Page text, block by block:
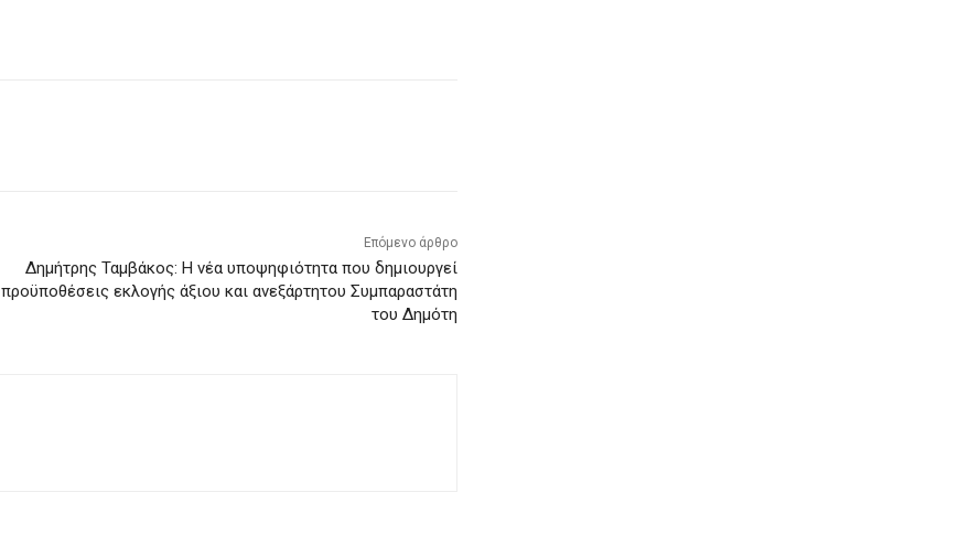
Επόμενο άρθρο
Δημήτρης Ταμβάκος: Η νέα υποψηφιότητα που δημιουργεί
προϋποθέσεις εκλογής άξιου και ανεξάρτητου Συμπαραστάτη
του Δημότη